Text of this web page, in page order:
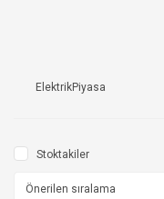
ElektrikPiyasa
Stoktakiler